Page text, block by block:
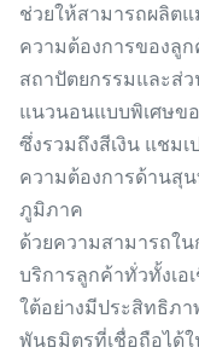
ช่วยให้สามารถผลิตแ
ความต้องการของลู
สถาปัตยกรรมและส่
แนวนอนแบบพิเศษข
ซึ่งรวมถึงสีเงิน แชม
ความต้องการด้านสุ
ภูมิภาค
ด้วยความสามารถใน
บริการลูกค้าทั่วทั้งเอ
ใต้อย่างมีประสิทธิภา
พันธมิตรที่เชื่อถือได้